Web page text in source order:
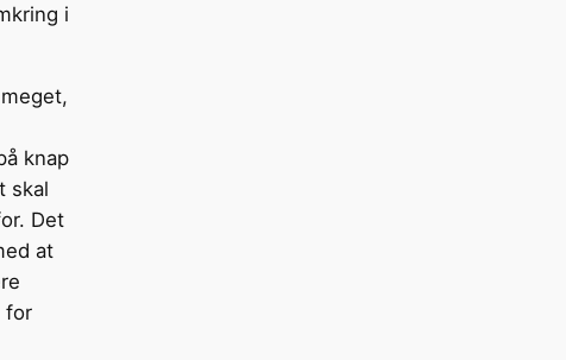
i
knap
skal
Det
at
for